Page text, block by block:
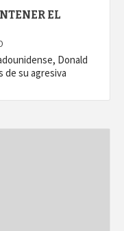
EL
Donald
de su agresiva